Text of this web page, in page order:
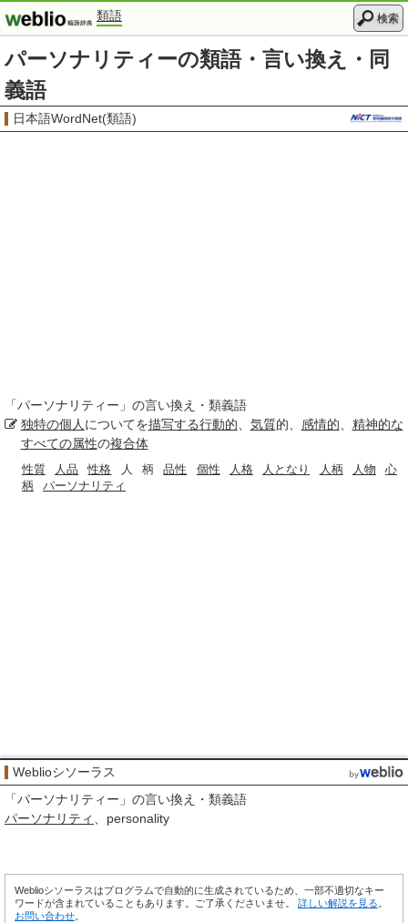
類語 検索
パーソナリティーの類語・言い換え・同
義語
日本語WordNet(類語)
「パーソナリティー 」の言い換え・類義語
独特の個人 についてを描写する行動的 気質的、 感情的
精神的な
すべての属性の複合体
性質 人品 性格 人 柄 品性 個性 人格 人となり 人柄 人物
心
柄
パーソナリティ
Weblioシソーラス
「パーソナリティー 」の言い換え・類義語
パーソナリティ
personality
Weblioシソーラスはプログラムで自動的に生成されているため、一部不適切なキー
ワードが含まれていることもあります。ご了承くださいませ。 詳しい解説を見る。
お問い合わせ。